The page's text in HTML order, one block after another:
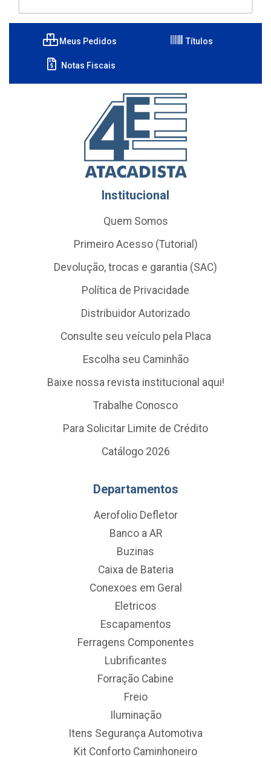
Meus Pedidos Títulos
Notas Fiscais
Institucional
Quem Somos
Primeiro Acesso (Tutorial)
Devolução, trocas e garantia (SAC)
Política de Privacidade
Distribuidor Autorizado
Consulte seu veículo pela Placa
Escolha seu Caminhão
Baixe nossa revista institucional aqui!
Trabalhe Conosco
Para Solicitar Limite de Crédito
Catálogo 2026
Departamentos
Aerofolio Defletor
Banco a AR
Buzinas
Caixa de Bateria
Conexoes em Geral
Eletricos
Escapamentos
Ferragens Componentes
Lubrificantes
Forração Cabine
Freio
Iluminação
Itens Segurança Automotiva
Kit Conforto Caminhoneiro